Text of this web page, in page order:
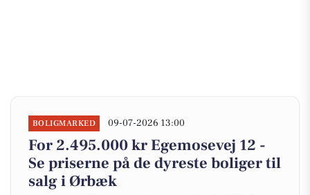
BOLIGMARKED 09-07-2026 13:00
For 2.495.000 kr Egemosevej 12 -
Se priserne på de dyreste boliger til
salg i Ørbæk